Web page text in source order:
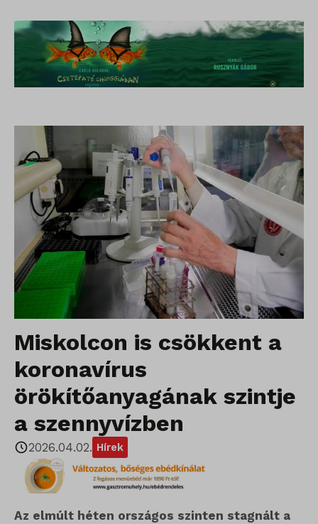
Miskolcon is csökkent a
koronavírus
örökítőanyagának szintje
a szennyvízben
2026.04.02. Hírek
Az elmúlt héten országos szinten stagnált a